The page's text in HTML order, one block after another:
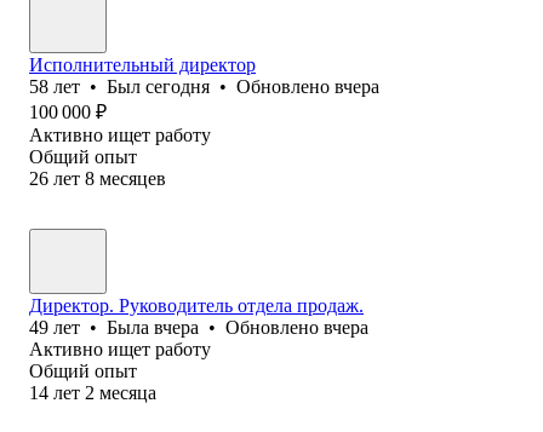
Исполнительный директор
58 лет • Был сегодня • Обновлено вчера
100 000 ₽
Активно ищет работу
Общий опыт
26 лет 8 месяцев
Директор. Руководитель отдела продаж.
49 лет • Была вчера • Обновлено вчера
Активно ищет работу
Общий опыт
14 лет 2 месяца